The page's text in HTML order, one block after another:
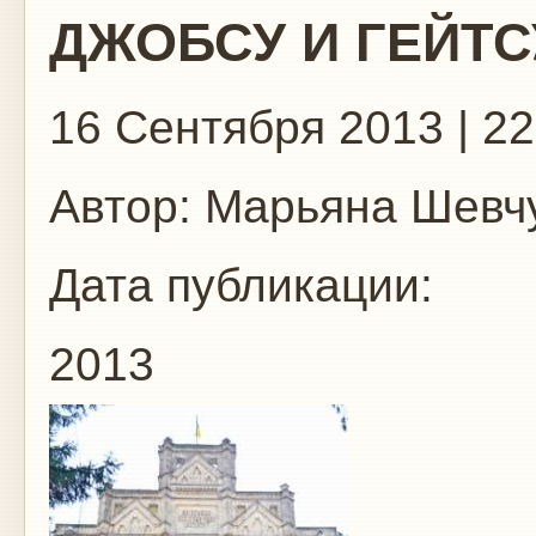
ДЖОБСУ И
16 Сентября 2013 |
Автор: Марьяна
Дата публикации:
2013